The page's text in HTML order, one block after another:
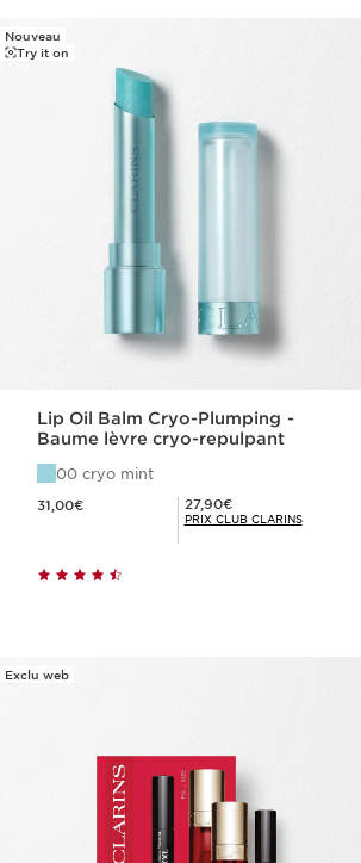
Nouveau
Try it on
Lip Oil Balm Cryo-Plumping -
Baume lèvre cryo-repulpant
00 cryo mint
31,00€ Prix Club Clarins 27,90€
27,90€
PRIX CLUB CLARINS
Exclu web